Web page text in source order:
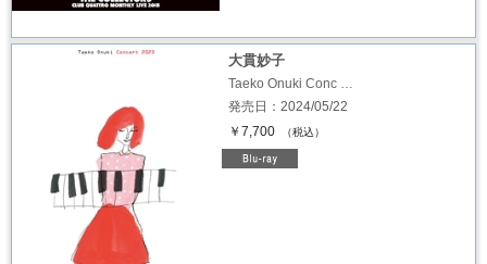
大貫妙子
Taeko Onuki Conc …
発売日：2024/05/22
￥7,700
（税込）